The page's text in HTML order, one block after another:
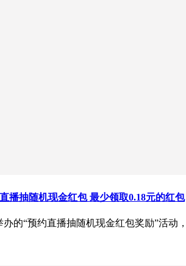
播抽随机现金红包 最少领取0.18元的红包
办的“预约直播抽随机现金红包奖励”活